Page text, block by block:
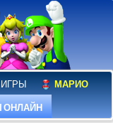
МАРИО
ОНЛАЙН